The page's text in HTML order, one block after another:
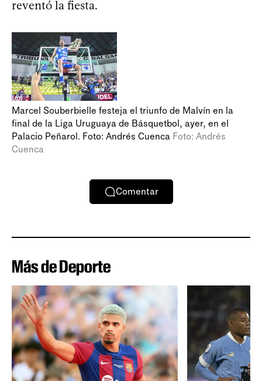
reventó la fiesta.
Marcel Souberbielle festeja el triunfo de Malvín en la
final de la Liga Uruguaya de Básquetbol, ayer, en el
Palacio Peñarol. Foto: Andrés Cuenca Foto: Andrés
Cuenca
Comentar
Más de Deporte